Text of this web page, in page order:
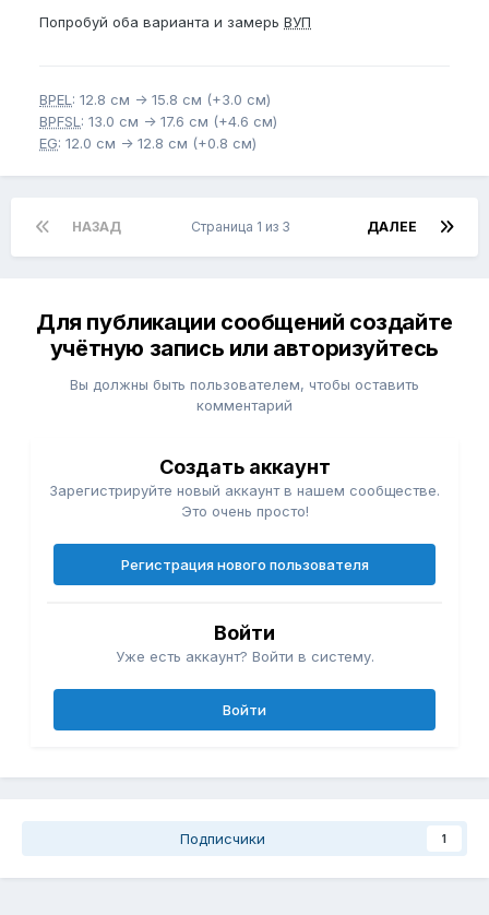
Попробуй оба варианта и замерь ВУП
BPEL : 12.8 см -> 15.8 см (+3.0 см)
BPFSL : 13.0 см -> 17.6 см (+4.6 см)
EG: 12.0 см -> 12.8 см (+0.8 см)
НАЗАД ДАЛЕЕ
Страница 1 из 3
Для публикации сообщений создайте
учётную запись или авторизуйтесь
Вы должны быть пользователем, чтобы оставить
комментарий
Создать аккаунт
Зарегистрируйте новый аккаунт в нашем сообществе.
Это очень просто!
Регистрация нового пользователя
Войти
Уже есть аккаунт? Войти в систему.
Войти
Подписчики 1